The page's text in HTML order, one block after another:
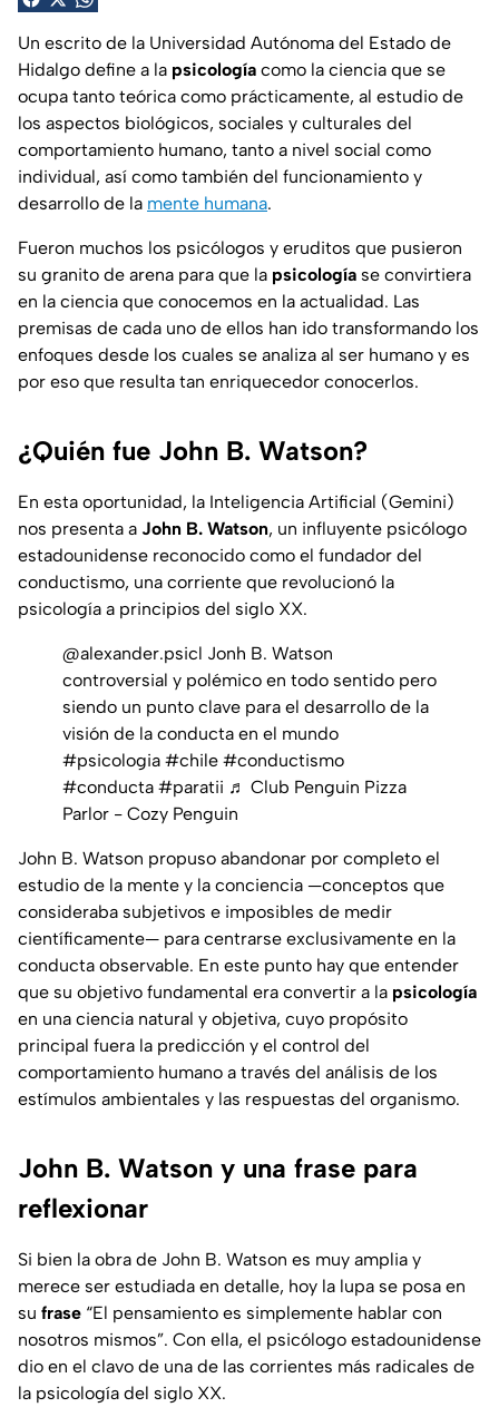
Un escrito de la Universidad Autónoma del Estado de
Hidalgo define a la psicología como la ciencia que se
ocupa tanto teórica como prácticamente, al estudio de
los aspectos biológicos, sociales y culturales del
comportamiento humano, tanto a nivel social como
individual, así como también del funcionamiento y
desarrollo de la mente humana.
Fueron muchos los psicólogos y eruditos que pusieron
su granito de arena para que la psicología se convirtiera
en la ciencia que conocemos en la actualidad. Las
premisas de cada uno de ellos han ido transformando los
enfoques desde los cuales se analiza al ser humano y es
por eso que resulta tan enriquecedor conocerlos.
¿Quién fue John B. Watson?
En esta oportunidad, la Inteligencia Artificial (Gemini)
nos presenta a John B. Watson, un influyente psicólogo
estadounidense reconocido como el fundador del
conductismo, una corriente que revolucionó la
psicología a principios del siglo XX.
@alexander.psicl Jonh B. Watson
controversial y polémico en todo sentido pero
siendo un punto clave para el desarrollo de la
visión de la conducta en el mundo
#psicologia #chile #conductismo
#conducta #paratii ♬ Club Penguin Pizza
Parlor - Cozy Penguin
John B. Watson propuso abandonar por completo el
estudio de la mente y la conciencia —conceptos que
consideraba subjetivos e imposibles de medir
científicamente— para centrarse exclusivamente en la
conducta observable. En este punto hay que entender
que su objetivo fundamental era convertir a la psicología
en una ciencia natural y objetiva, cuyo propósito
principal fuera la predicción y el control del
comportamiento humano a través del análisis de los
estímulos ambientales y las respuestas del organismo.
John B. Watson y una frase para
reflexionar
Si bien la obra de John B. Watson es muy amplia y
merece ser estudiada en detalle, hoy la lupa se posa en
su frase “El pensamiento es simplemente hablar con
nosotros mismos”. Con ella, el psicólogo estadounidense
dio en el clavo de una de las corrientes más radicales de
la psicología del siglo XX.